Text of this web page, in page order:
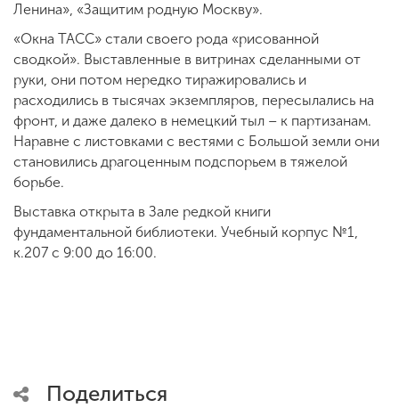
Ленина», «Защитим родную Москву».
«Окна ТАСС» стали своего рода «рисованной
сводкой». Выставленные в витринах сделанными от
руки, они потом нередко тиражировались и
расходились в тысячах экземпляров, пересылались на
фронт, и даже далеко в немецкий тыл – к партизанам.
Наравне с листовками с вестями с Большой земли они
становились драгоценным подспорьем в тяжелой
борьбе.
Выставка открыта в Зале редкой книги
фундаментальной библиотеки. Учебный корпус №1,
к.207 с 9:00 до 16:00.
Поделиться